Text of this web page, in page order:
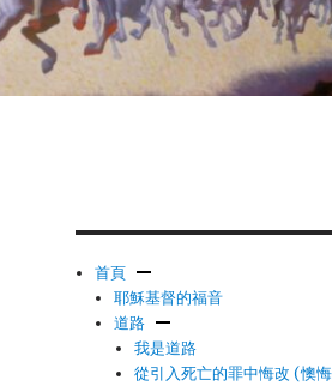
首頁
耶穌基督的福音
道路
我是道路
從引入死亡的罪中悔改 (懊